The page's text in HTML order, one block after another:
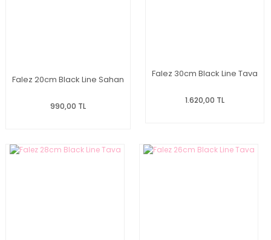
Falez 20cm Black Line Sahan
990,00 TL
Falez 30cm Black Line Tava
1.620,00 TL